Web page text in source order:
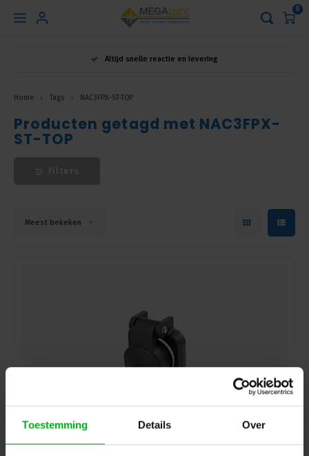
Toestemming Details Over
Hoofdmenu
Nederlands
0
Altijd snelle reactie en levering
Home Tags NAC3FPX-ST-TOP
Producten getagd met NAC3FPX-
ST-TOP
Meest bekeken
Neutrik | NSSC-2 | afdekkap zelfsluitend IP65 voor